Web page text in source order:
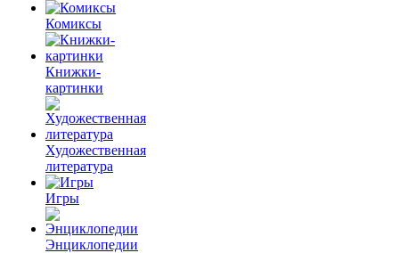
Комиксы
Книжки-
картинки
Художественная
литература
Игры
Энциклопедии